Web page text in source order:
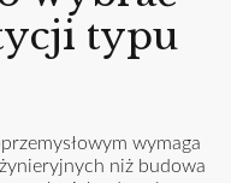
typu
wymaga
niż budowa